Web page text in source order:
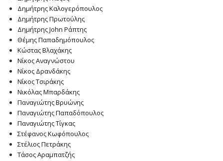
Δημήτρης Καλογερόπουλος
Δημήτρης Πρωτούλης
Δημήτρης John Ράπτης
Θέμης Παπαδημόπουλος
Κώστας Βλαχάκης
Νίκος Αναγνώστου
Νίκος Δρανδάκης
Νίκος Τσιράκης
Νικόλας Μπαρδάκης
Παναγιώτης Βρυώνης
Παναγιώτης Παπαδόπουλος
Παναγιώτης Τίγκας
Στέφανος Κωφόπουλος
Στέλιος Πετράκης
Τάσος Αραμπατζής